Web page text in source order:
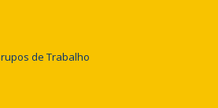
de Trabalho